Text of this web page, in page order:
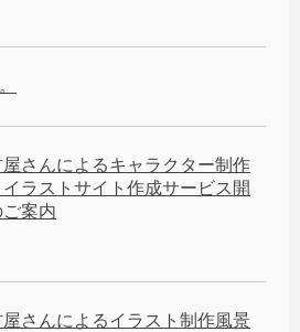
さんによるキャラクター制作
ラストサイト作成サービス開
案内
さんによるイラスト制作風景